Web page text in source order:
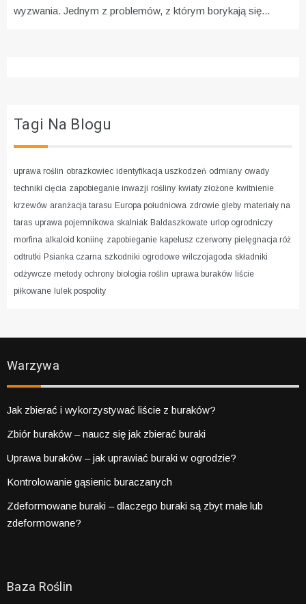
wyzwania. Jednym z problemów, z którym borykają się...
Tagi Na Blogu
uprawa roślin obrazkowiec identyfikacja uszkodzeń odmiany owady
techniki cięcia zapobieganie inwazji rośliny kwiaty złożone kwitnienie
krzewów aranżacja tarasu Europa południowa zdrowie gleby materiały na
taras uprawa pojemnikowa skalniak Baldaszkowate urlop ogrodniczy
morfina alkaloid koniinę zapobieganie kapelusz czerwony pielęgnacja róż
odtrutki Psianka czarna szkodniki ogrodowe wilczojagoda składniki
odżywcze metody ochrony biologia roślin uprawa buraków liście
piłkowane lulek pospolity
Warzywa
Jak zbierać i wykorzystywać liście z buraków?
Zbiór buraków – naucz się jak zbierać buraki
Uprawa buraków – jak uprawiać buraki w ogrodzie?
Kontrolowanie gąsienic buraczanych
Zdeformowane buraki – dlaczego buraki są zbyt małe lub
zdeformowane?
Baza Roślin